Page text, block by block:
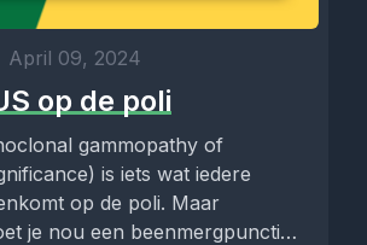
April 09, 2024
op de poli
gammopathy of
is iets wat iedere
op de poli. Maar
je nou een beenmergpunctie